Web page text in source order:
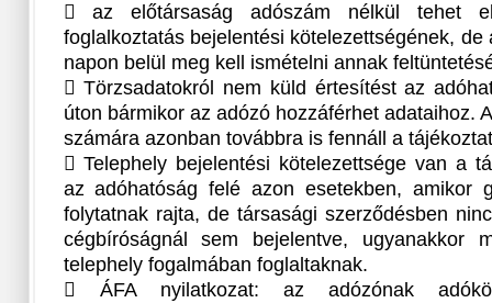
 az előtársaság adószám nélkül tehet
foglalkoztatás bejelentési kötelezettségének,
napon belül meg kell ismételni annak
 Törzsadatokról nem küld értesítést az
úton bármikor az adózó hozzáférhet adataihoz.
számára azonban továbbra is fennáll a
 Telephely bejelentési kötelezettsége van a
az adóhatóság felé azon esetekben, amikor
folytatnak rajta, de társasági szerződésben
cégbíróságnál sem bejelentve, ugyanakkor
telephely fogalmában foglaltaknak.
 ÁFA nyilatkozat: az adózónak